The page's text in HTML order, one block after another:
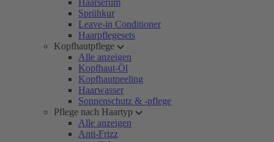
Haarserum
Sprühkur
Leave-in Conditioner
Haarpflegesets
Kopfhautpflege
Alle anzeigen
Kopfhaut-Öl
Kopfhautpeeling
Haarwasser
Sonnenschutz & -pflege
Pflege nach Haartyp
Alle anzeigen
Anti-Frizz